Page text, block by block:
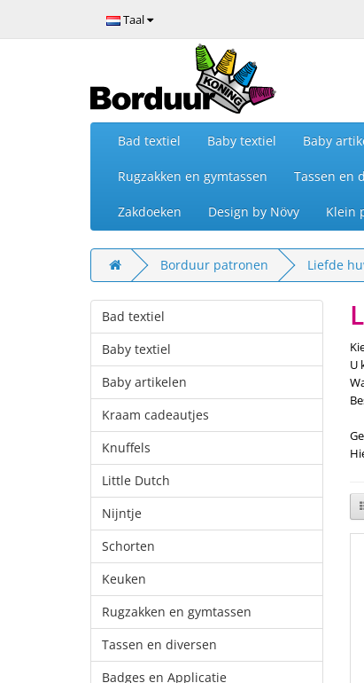
Taal
Bad textiel Baby textiel Baby
Rugzakken en gymtassen Tassen en
Zakdoeken Design by Növy Klein
Borduur patronen Liefde
Bad textiel
Baby textiel
Baby artikelen
Kraam cadeautjes
Knuffels
Little Dutch
Nijntje
Schorten
Keuken
Rugzakken en gymtassen
Tassen en diversen
Badges en Applicatie
U